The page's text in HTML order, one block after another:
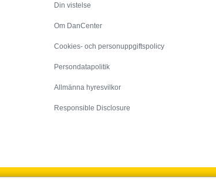
Din vistelse
Om DanCenter
Cookies- och personuppgiftspolicy
Persondatapolitik
Allmänna hyresvilkor
Responsible Disclosure